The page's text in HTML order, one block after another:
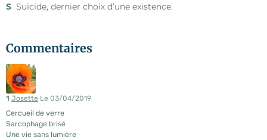
S Suicide, dernier choix d’une existence.
Commentaires
1 Josette Le 03/04/2019
Cercueil de verre
Sarcophage brisé
Une vie sans lumière